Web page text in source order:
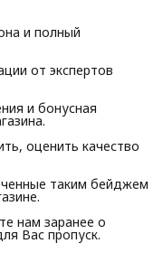
и полный
от экспертов
и бонусная
оценить качество
таким бейджем
нам заранее о
Вас пропуск.